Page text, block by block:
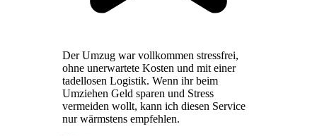
Der Umzug war vollkommen stressfrei,
ohne unerwartete Kosten und mit einer
tadellosen Logistik. Wenn ihr beim
Umziehen Geld sparen und Stress
vermeiden wollt, kann ich diesen Service
nur wärmstens empfehlen.